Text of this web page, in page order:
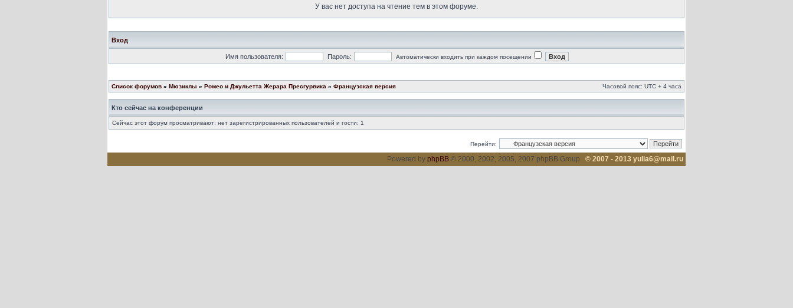
У вас нет доступа на чтение тем в этом форуме.
Вход
Имя пользователя: Пароль: Автоматически входить при каждом посещении
Список форумов » Мюзиклы » Ромео и Джульетта Жерара Пресгурвика » Французская версия Часовой пояс: UTC + 4 часа
Кто сейчас на конференции
Сейчас этот форум просматривают: нет зарегистрированных пользователей и гости: 1
Перейти:
Powered by phpBB © 2000, 2002, 2005, 2007 phpBB Group © 2007 - 2013 yulia6@mail.ru